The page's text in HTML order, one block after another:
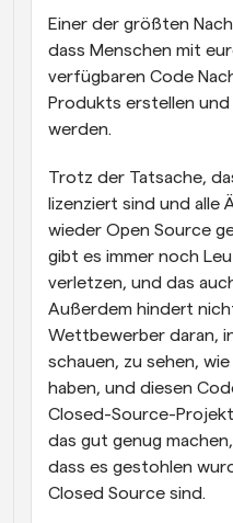
Einer der größten
dass Menschen mit
verfügbaren Code
Produkts erstellen
werden.
Trotz der Tatsache,
lizenziert sind und alle
wieder Open Source
gibt es immer noch
verletzen, und das
Außerdem hindert
Wettbewerber daran,
schauen, zu sehen,
haben, und diesen
Closed-Source-
das gut genug
dass es gestohlen
Closed Source sind.